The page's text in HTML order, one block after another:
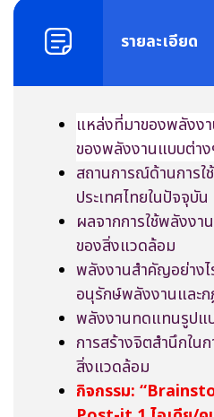
รายละเอียด
แหล่งที่มาของพลังง
ของพลังงานแบบต่า
สถานการณ์ด้านการใ
ประเทศไทยในปัจจุบัน
ผลจากการใช้พลังงา
ของสิ่งแวดล้อม
พลังงานสำคัญอย่างไ
อนุรักษ์พลังงานและ
พลังงานทดแทนรูปแ
การสร้างจิตสำนึกใน
สิ่งแวดล้อม
กิจกรรม: “